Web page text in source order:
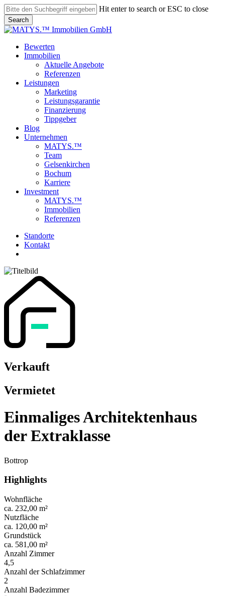
Skip
to
main
content
Hit enter to search or ESC to close
Search
Close
search
Menu
Bewerten
Immobilien
Aktuelle Angebote
Referenzen
Leistungen
Marketing
Leistungsgarantie
Finanzierung
Tippgeber
Blog
Unternehmen
MATYS.™
Team
Gelsenkirchen
Bochum
Karriere
Investment
MATYS.™
Immobilien
Referenzen
Standorte
Kontakt
Verkauft
Vermietet
Einmaliges Architektenhaus
der Extraklasse
Bottrop
Highlights
Wohnfläche
ca. 232,00 m²
Nutzfläche
ca. 120,00 m²
Grundstück
ca. 581,00 m²
Anzahl Zimmer
4,5
Anzahl der Schlafzimmer
2
Anzahl Badezimmer